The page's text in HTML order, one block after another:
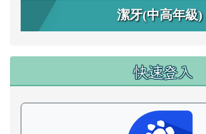
潔牙(中高年級)
快速登入